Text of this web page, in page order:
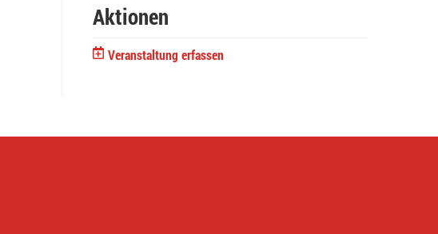
Aktionen
Veranstaltung erfassen